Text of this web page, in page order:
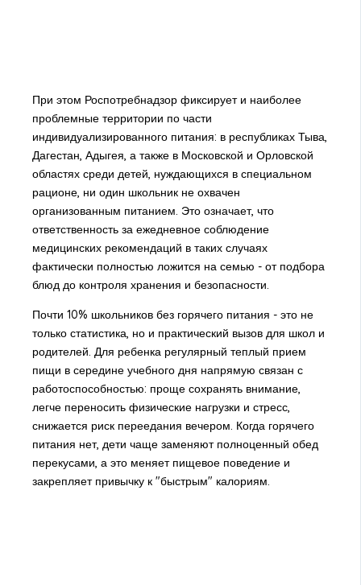
При этом Роспотребнадзор фиксирует и наиболее
проблемные территории по части
индивидуализированного питания: в республиках Тыва,
Дагестан, Адыгея, а также в Московской и Орловской
областях среди детей, нуждающихся в специальном
рационе, ни один школьник не охвачен
организованным питанием. Это означает, что
ответственность за ежедневное соблюдение
медицинских рекомендаций в таких случаях
фактически полностью ложится на семью - от подбора
блюд до контроля хранения и безопасности.
Почти 10% школьников без горячего питания - это не
только статистика, но и практический вызов для школ и
родителей. Для ребенка регулярный теплый прием
пищи в середине учебного дня напрямую связан с
работоспособностью: проще сохранять внимание,
легче переносить физические нагрузки и стресс,
снижается риск переедания вечером. Когда горячего
питания нет, дети чаще заменяют полноценный обед
перекусами, а это меняет пищевое поведение и
закрепляет привычку к "быстрым" калориям.